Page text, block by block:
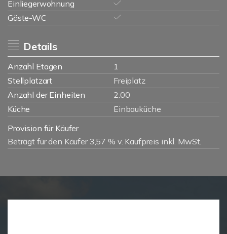
Einliegerwohnung
Gäste-WC
Details
Anzahl Etagen
1
Stellplatzart
Freiplatz
Anzahl der Einheiten
2.00
Küche
Einbauküche
Provision für Käufer
Beträgt für den Käufer 3,57 % v. Kaufpreis inkl. MwSt.